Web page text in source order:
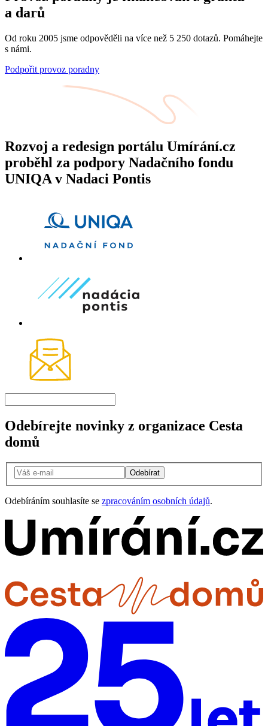
a darů
Od roku 2005 jsme odpověděli na více než 5 250 dotazů. Pomáhejte
s námi.
Podpořit provoz poradny
Rozvoj a redesign portálu Umírání.cz
proběhl za podpory Nadačního fondu
UNIQA v Nadaci Pontis
Odebírejte novinky z organizace Cesta
domů
Odebírat
Odebíráním souhlasíte se zpracováním osobních údajů.